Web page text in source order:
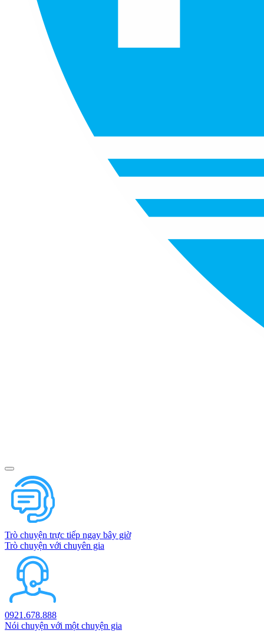
Trò chuyện trực tiếp ngay bây giờ
Trò chuyện với chuyên gia
0921.678.888
Nói chuyện với một chuyện gia